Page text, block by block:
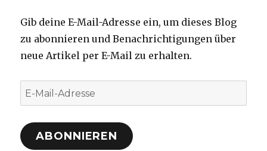
Gib deine E-Mail-Adresse ein, um dieses Blog
zu abonnieren und Benachrichtigungen über
neue Artikel per E-Mail zu erhalten.
E-
Mail-
Adresse
ABONNIEREN